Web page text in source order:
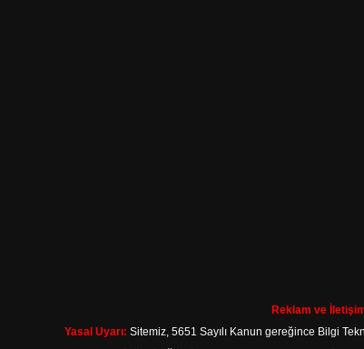
Reklam ve
Yasal Uyarı: Sitemiz, 5651 Sayılı Kanun gereğince Bilgi